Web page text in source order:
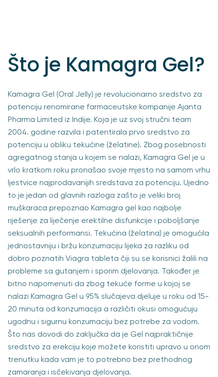
Što je Kamagra Gel?
Kamagra Gel (Oral Jelly) je revolucionarno sredstvo za
potenciju renomirane farmaceutske kompanije Ajanta
Pharma Limited iz Indije. Koja je uz svoj stručni team
2004. godine razvila i patentirala prvo sredstvo za
potenciju u obliku tekućine (želatine). Zbog posebnosti
agregatnog stanja u kojem se nalazi, Kamagra Gel je u
vrlo kratkom roku pronašao svoje mjesto na samom vrhu
ljestvice najprodavanijih sredstava za potenciju. Ujedno
to je jedan od glavnih razloga zašto je veliki broj
muškaraca prepoznao Kamagra gel kao najbolje
riješenje za liječenje erektilne disfunkcije i poboljšanje
seksualnih performansi. Tekućina (želatina) je omogućila
jednostavniju i bržu konzumaciju lijeka za razliku od
dobro poznatih Viagra tableta čiji su se korisnici žalili na
probleme sa gutanjem i sporim djelovanja. Također je
bitno napomenuti da zbog tekuće forme u kojoj se
nalazi Kamagra Gel u 95% slučajeva djeluje u roku od 15-
20 minuta od konzumacija a različiti okusi omogućuju
ugodnu i sigurnu konzumaciju bez potrebe za vodom.
Što nas dovodi do zaključka da je Gel najpraktičnije
sredstvo za erekciju koje možete koristiti upravo u onom
trenutku kada vam je to potrebno bez prethodnog
zamaranja i isčekivanja djelovanja.